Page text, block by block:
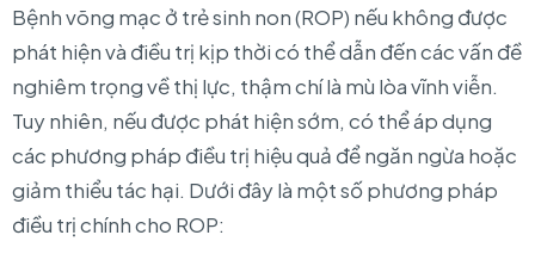
Bệnh võng mạc ở trẻ sinh non (ROP) nếu không được
phát hiện và điều trị kịp thời có thể dẫn đến các vấn đề
nghiêm trọng về thị lực, thậm chí là mù lòa vĩnh viễn.
Tuy nhiên, nếu được phát hiện sớm, có thể áp dụng
các phương pháp điều trị hiệu quả để ngăn ngừa hoặc
giảm thiểu tác hại. Dưới đây là một số phương pháp
điều trị chính cho ROP: